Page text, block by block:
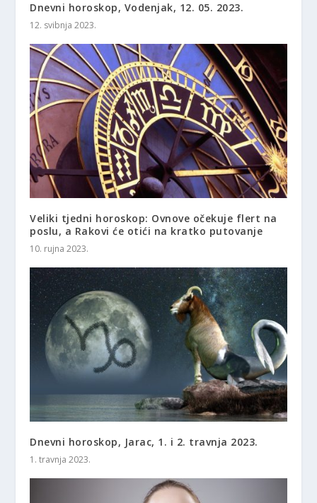
Dnevni horoskop, Vodenjak, 12. 05. 2023.
12. svibnja 2023.
Veliki tjedni horoskop: Ovnove očekuje flert na
poslu, a Rakovi će otići na kratko putovanje
10. rujna 2023.
Dnevni horoskop, Jarac, 1. i 2. travnja 2023.
1. travnja 2023.